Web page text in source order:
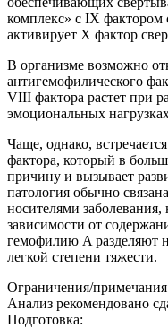
комплекс» с IX фактором
активирует X фактор
В организме возможно
антигемофилического
VIII фактора растет при
эмоциональных
Чаще, однако,
фактора, который в
причину и вызывает
патология обычно
носителями
зависимости от
гемофилию A разделяют
легкой степени тяжести.
Ограничения/примечания
Анализ рекомендовано
Подготовка: